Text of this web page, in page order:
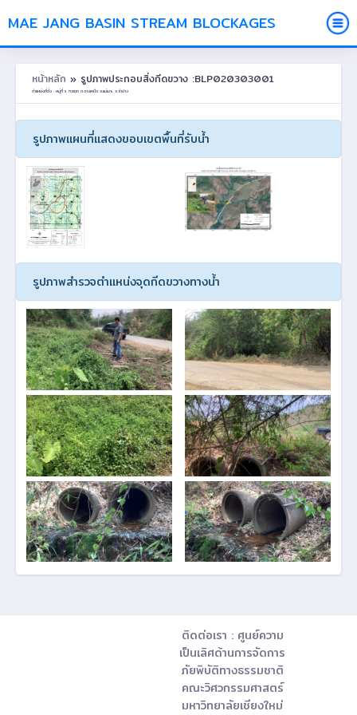
MAE JANG BASIN STREAM BLOCKAGES
หน้าหลัก » รูปภาพประกอบสิ่งกีดขวาง :BLP020303001
ตำแหน่งที่ตั้ง : หมู่ที่ 3 กอรวก ต.จางเหนือ อ.แม่เมาะ จ.ลำปาง
รูปภาพแผนที่แสดงขอบเขตพื้นที่รับน้ำ
รูปภาพสำรวจตำแหน่งจุดกีดขวางทางน้ำ
ติดต่อเรา : ศูนย์ความ
เป็นเลิศด้านการจัดการ
ภัยพิบัติทางธรรมชาติ
คณะวิศวกรรมศาสตร์
มหาวิทยาลัยเชียงใหม่